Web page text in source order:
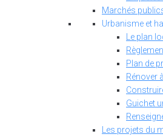
Marchés
Urbanisme et
Le plan
Plan de
Rénover
Guichet
Les projets du